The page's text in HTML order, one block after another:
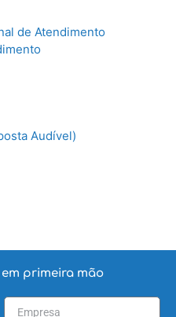
de Atendimento
Audível)
primeira mão